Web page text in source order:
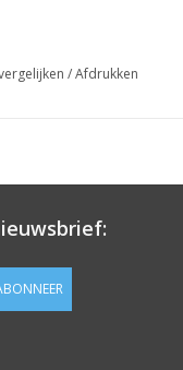
/Afdrukken